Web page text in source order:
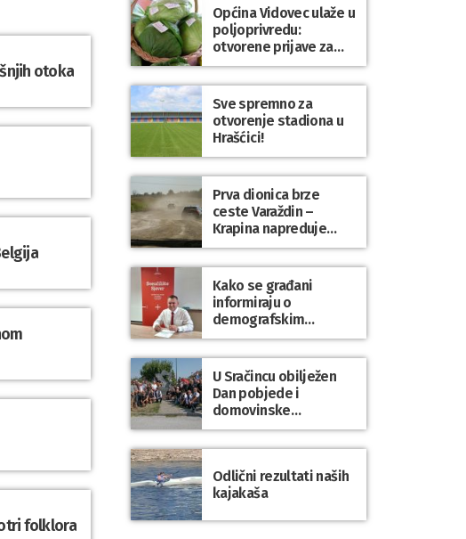
otoka
folklora
Općina Vidovec ulaže u
poljoprivredu:
otvorene prijave za
općinske potpore
Sve spremno za
otvorenje stadiona u
Hrašćici!
Prva dionica brze
ceste Varaždin –
Krapina napreduje
prema planu
Kako se građani
informiraju o
demografskim
mjerama? Sudjelujte u
istraživanju!
U Sračincu obilježen
Dan pobjede i
domovinske
zahvalnosti te Dan
hrvatskih branitelja
Odlični rezultati naših
kajakaša